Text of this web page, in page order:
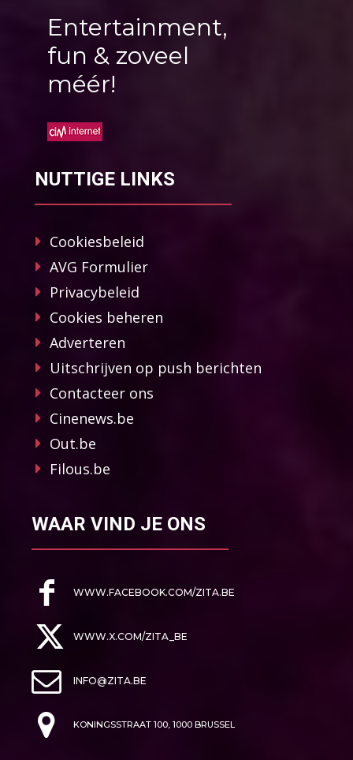
Entertainment,
fun & zoveel
méér!
NUTTIGE LINKS
Cookiesbeleid
AVG Formulier
Privacybeleid
Cookies beheren
Adverteren
Uitschrijven op push berichten
Contacteer ons
Cinenews.be
Out.be
Filous.be
WAAR VIND JE ONS
WWW.FACEBOOK.COM/ZITA.BE
WWW.X.COM/ZITA_BE
INFO@ZITA.BE
KONINGSSTRAAT 100, 1000 BRUSSEL